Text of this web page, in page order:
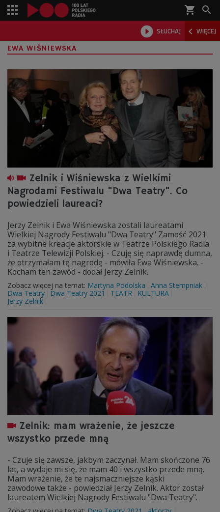
shopping_cart 
 SŁUCHAJ  WIĘCEJ

EWA WIŚNIEWSKA
Zelnik i Wiśniewska z Wielkimi
Nagrodami Festiwalu "Dwa Teatry". Co
powiedzieli laureaci?
Jerzy Zelnik i Ewa Wiśniewska zostali laureatami
Wielkiej Nagrody Festiwalu "Dwa Teatry" Zamość 2021
za wybitne kreacje aktorskie w Teatrze Polskiego Radia
i Teatrze Telewizji Polskiej. - Czuję się naprawdę dumna,
że otrzymałam tę nagrodę - mówiła Ewa Wiśniewska. -
Kocham ten zawód - dodał Jerzy Zelnik.
Zobacz więcej na temat: Martyna Podolska
Anna Stempniak
Dwa Teatry
Dwa Teatry 2021 TEATR
KULTURA
Jerzy Zelnik
Zelnik: mam wrażenie, że jeszcze
wszystko przede mną
- Czuje się zawsze, jakbym zaczynał. Mam skończone 76
lat, a wydaje mi się, że mam 40 i wszystko przede mną.
Mam wrażenie, że te najsmaczniejsze kąski
zawodowe także - powiedział Jerzy Zelnik. Aktor został
laureatem Wielkiej Nagrody Festiwalu "Dwa Teatry".